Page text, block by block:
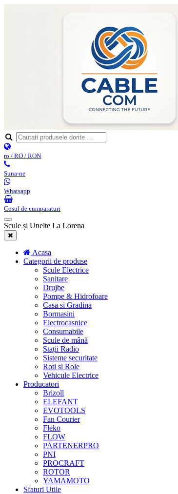
ro / RO / RON
Suna-ne
Whatsapp
Cosul de cumparaturi
Scule și Unelte La Lorena
Acasa
Categorii de produse
Scule Electrice
Sanitare
Drujbe
Pompe & Hidrofoare
Casa si Gradina
Bormasini
Electrocasnice
Consumabile
Scule de mână
Stații Radio
Sisteme securitate
Roti si Role
Vehicule Electrice
Producatori
Brizoll
ELEFANT
EVOTOOLS
Fan Courier
Fleko
FLOW
PARTENERPRO
PNI
PROCRAFT
ROTOR
YAMAMOTO
Sfaturi Utile